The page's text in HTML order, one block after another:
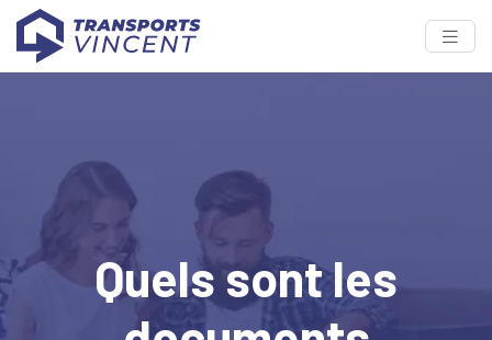
Quels sont les